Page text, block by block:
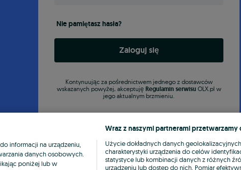
Nie pamiętasz hasła?
Zaloguj się
Kontynuując za pośrednictwem jednego z dostawców
wskazanych powyżej, akceptuję Regulamin serwisu OLX.pl w
jego aktualnym brzmieniu.
informacji na urządzeniu,
danych osobowych.
poniżej lub w
Wraz z naszymi partnerami przetwarzamy
Użycie dokładnych danych
charakterystyki urządzenia do celów
statystyce lub kombinacji danych z różnych
urządzeniu lub dostęp do nich. Pomiar